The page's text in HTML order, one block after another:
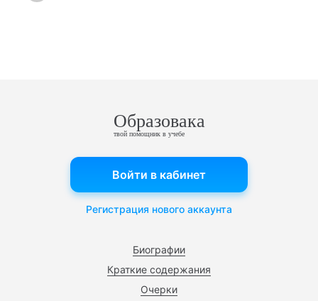
Образовака
твой помощник в учебе
Биографии
Краткие содержания
Очерки
Войти в кабинет
Регистрация нового аккаунта